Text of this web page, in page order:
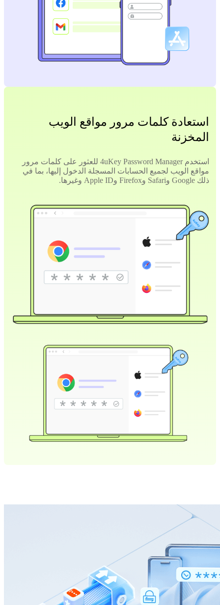
استعادة كلمات مرور مواقع الويب
المخزنة
استخدم 4uKey Password Manager للعثور على كلمات مرور
مواقع الويب لجميع الحسابات المسجلة الدخول إليها، بما في
ذلك Google وSafari وFirefox وApple ID وغيرها.